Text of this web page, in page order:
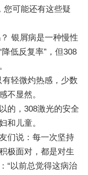
您可能还有这些疑
银屑病是一种慢性
低反复率”，但308
轻微灼热感，少数
不显然。
的，308激光的安全
和儿童。
们说：每一次坚持
极面对，都是对生
“以前总觉得这病治